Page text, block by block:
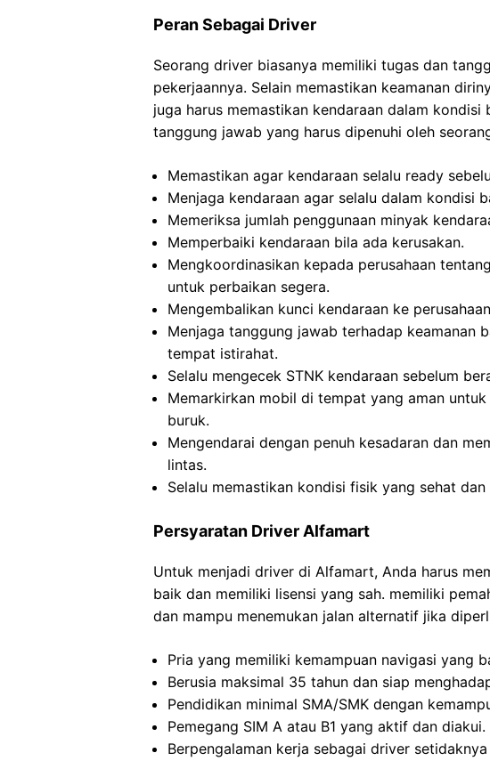
Peran Sebagai Driver
Seorang driver biasanya memiliki tugas dan
pekerjaannya. Selain memastikan keamanan
juga harus memastikan kendaraan dalam
tanggung jawab yang harus dipenuhi oleh
Memastikan agar kendaraan selalu ready
Menjaga kendaraan agar selalu dalam kondisi
Memeriksa jumlah penggunaan minyak
Memperbaiki kendaraan bila ada kerusakan.
Mengkoordinasikan kepada perusahaan
untuk perbaikan segera.
Mengembalikan kunci kendaraan ke
Menjaga tanggung jawab terhadap keamanan
tempat istirahat.
Selalu mengecek STNK kendaraan sebelum
Memarkirkan mobil di tempat yang aman
buruk.
Mengendarai dengan penuh kesadaran dan
lintas.
Selalu memastikan kondisi fisik yang sehat
Persyaratan Driver Alfamart
Untuk menjadi driver di Alfamart, Anda harus
baik dan memiliki lisensi yang sah. memiliki
dan mampu menemukan jalan alternatif jika
Pria yang memiliki kemampuan navigasi yang
Berusia maksimal 35 tahun dan siap
Pendidikan minimal SMA/SMK dengan
Pemegang SIM A atau B1 yang aktif dan diakui.
Berpengalaman kerja sebagai driver